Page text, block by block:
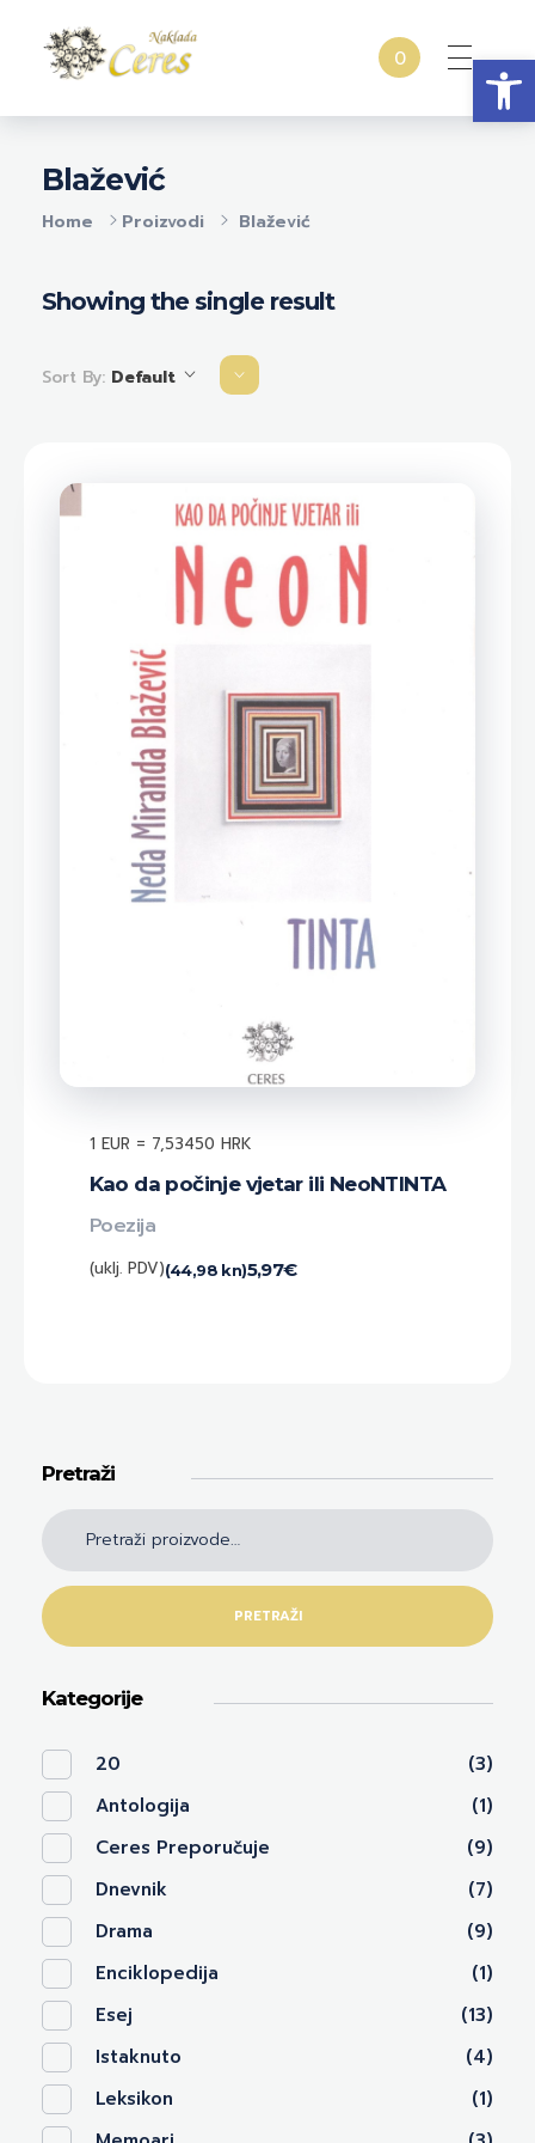
0
Home Proizvodi Blažević
Blažević
Showing the single result
Sort By: Default
Kao da počinje vjetar ili NeoNTINTA
5,97€
(44,98 kn)
(uklj. PDV)
Poezija
1 EUR = 7,53450 HRK
Pretraži
PRETRAŽI
Kategorije
20
(3)
Antologija
(1)
Ceres Preporučuje
(9)
Dnevnik
(7)
Drama
(9)
Enciklopedija
(1)
Esej
(13)
Istaknuto
(4)
Leksikon
(1)